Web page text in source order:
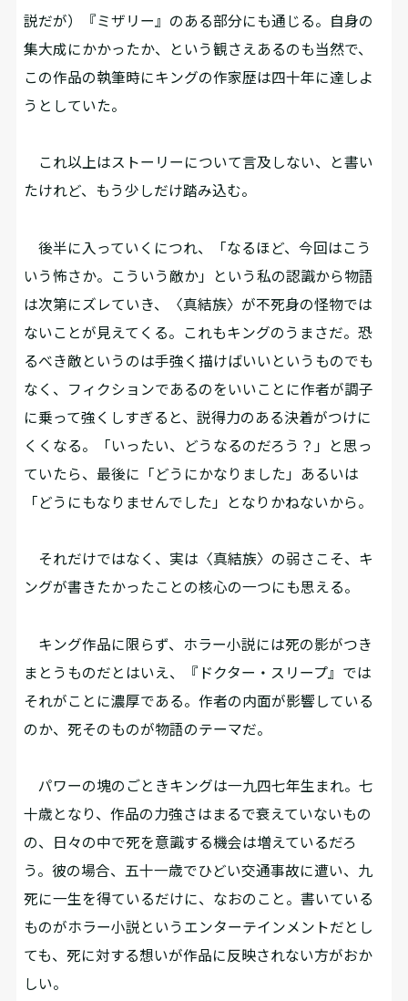
説だが）『ミザリー』のある部分にも通じる。自身の
集大成にかかったか、という観さえあるのも当然で、
この作品の執筆時にキングの作家歴は四十年に達しよ
うとしていた。
これ以上はストーリーについて言及しない、と書い
たけれど、もう少しだけ踏み込む。
後半に入っていくにつれ、「なるほど、今回はこう
いう怖さか。こういう敵か」という私の認識から物語
は次第にズレていき、〈真結族〉が不死身の怪物では
ないことが見えてくる。これもキングのうまさだ。恐
るべき敵というのは手強く描けばいいというものでも
なく、フィクションであるのをいいことに作者が調子
に乗って強くしすぎると、説得力のある決着がつけに
くくなる。「いったい、どうなるのだろう？」と思っ
ていたら、最後に「どうにかなりました」あるいは
「どうにもなりませんでした」となりかねないから。
それだけではなく、実は〈真結族〉の弱さこそ、キ
ングが書きたかったことの核心の一つにも思える。
キング作品に限らず、ホラー小説には死の影がつき
まとうものだとはいえ、『ドクター・スリープ』では
それがことに濃厚である。作者の内面が影響している
のか、死そのものが物語のテーマだ。
パワーの塊のごときキングは一九四七年生まれ。七
十歳となり、作品の力強さはまるで衰えていないもの
の、日々の中で死を意識する機会は増えているだろ
う。彼の場合、五十一歳でひどい交通事故に遭い、九
死に一生を得ているだけに、なおのこと。書いている
ものがホラー小説というエンターテインメントだとし
ても、死に対する想いが作品に反映されない方がおか
しい。